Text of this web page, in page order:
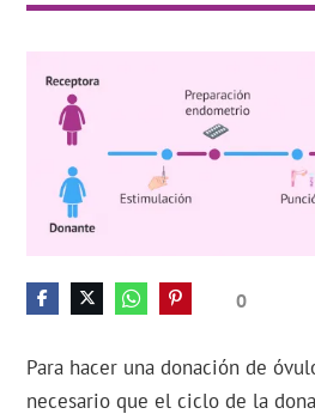
0
Para hacer una donación de
necesario que el ciclo de la